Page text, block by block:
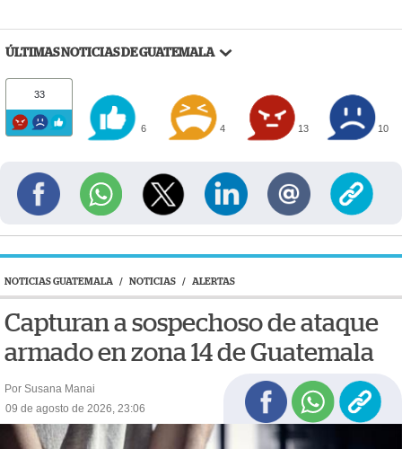
ÚLTIMAS NOTICIAS DE GUATEMALA
33
6 4 13 10
NOTICIAS GUATEMALA / NOTICIAS / ALERTAS
Capturan a sospechoso de ataque
armado en zona 14 de Guatemala
Por Susana Manai
09 de agosto de 2026, 23:06